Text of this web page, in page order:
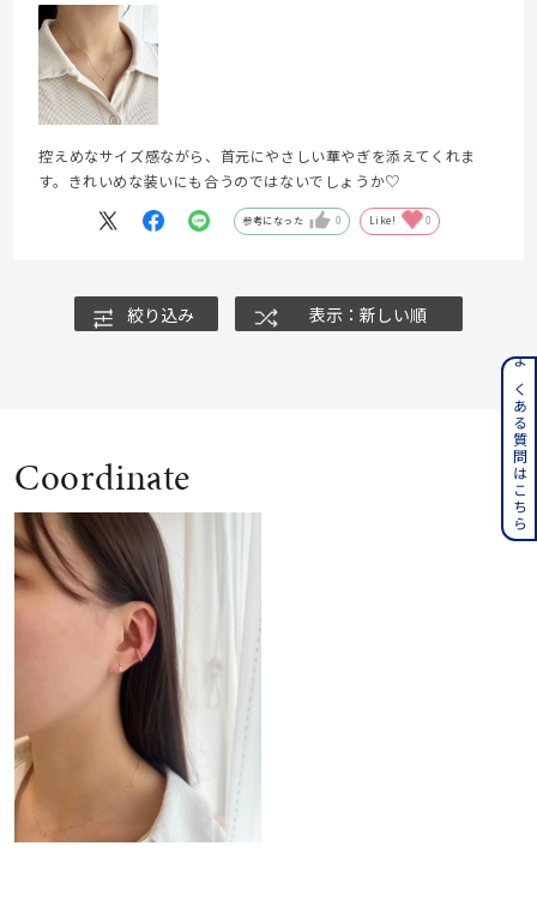
控えめなサイズ感ながら、首元にやさしい華やぎを添えてくれま
す。きれいめな装いにも合うのではないでしょうか♡
参考になった 0 Like! 0
絞り込み 表示：新しい順
Coordinate よくある質問はこちら